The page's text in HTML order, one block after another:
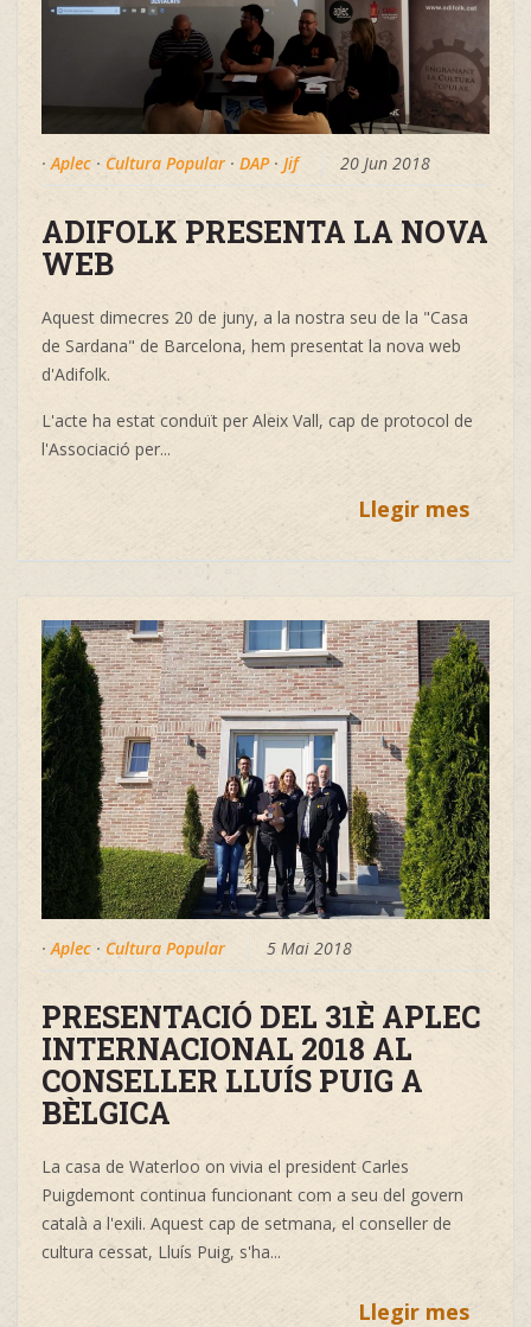
·Aplec · Cultura Popular · DAP· Jif 20 Jun 2018
ADIFOLK PRESENTA LA NOVA
WEB
Aquest dimecres 20 de juny, a la nostra seu de la "Casa
de Sardana" de Barcelona, hem presentat la nova web
d'Adifolk.
L'acte ha estat conduït per Aleix Vall, cap de protocol de
l'Associació per...
Llegir mes
·Aplec · Cultura Popular 5 Mai 2018
PRESENTACIÓ DEL 31È APLEC
INTERNACIONAL 2018 AL
CONSELLER LLUÍS PUIG A
BÈLGICA
La casa de Waterloo on vivia el president Carles
Puigdemont continua funcionant com a seu del govern
català a l'exili. Aquest cap de setmana, el conseller de
cultura cessat, Lluís Puig, s'ha...
Llegir mes